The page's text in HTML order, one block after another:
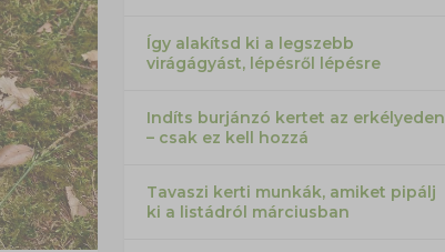
Így alakítsd ki a legszebb
virágágyást, lépésről lépésre
Indíts burjánzó kertet az erkélyeden
– csak ez kell hozzá
Tavaszi kerti munkák, amiket pipálj
ki a listádról márciusban